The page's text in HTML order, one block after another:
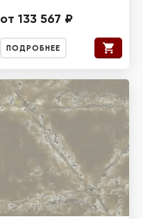
от 133 567 ₽
ПОДРОБНЕЕ